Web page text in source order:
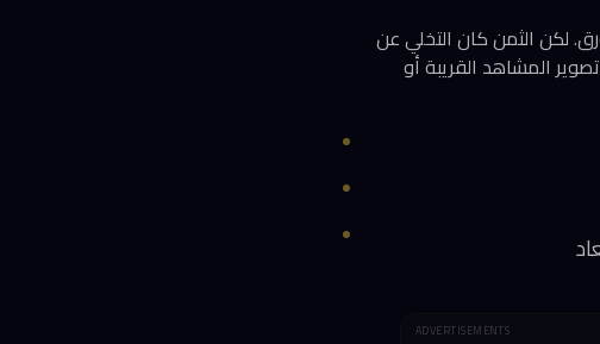
كبيرة على الورق. لكن الثمن كان التخلي عن
المشاهد القريبة أو
ADVERTISEMENTS